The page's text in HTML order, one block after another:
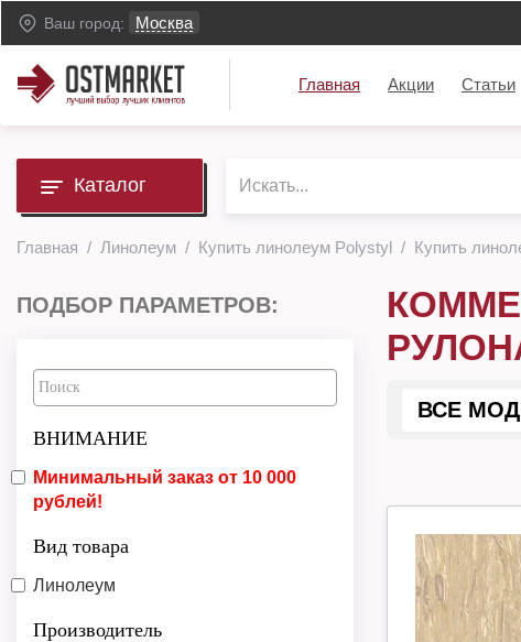
Ваш город: Москва
Главная Акции Статьи
Каталог
Главная Линолеум Купить линолеум Polystyl Купить
ПОДБОР ПАРАМЕТРОВ:
ВНИМАНИЕ
Минимальный заказ от 10 000
рублей!
Вид товара
Линолеум
Производитель
ВСЕ